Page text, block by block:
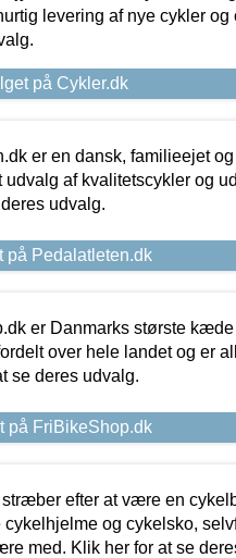
levering af nye cykler og
på Cykler.dk
er en dansk, familieejet
udvalg af kvalitetscykler og
udvalg.
på Pedalatleten.dk
er Danmarks største
over hele landet og er
se deres udvalg.
på FriBikeShop.dk
efter at være en
cykelhjelme og cykelsko,
med. Klik her for at se